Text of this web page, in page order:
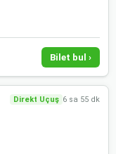
Bilet bul ›
Direkt Uçuş 6 sa 55 dk